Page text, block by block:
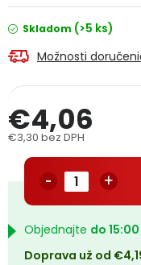
Kontakty
Reklamačný formulár
Podmienky
Skladom (>5 ks)
Možnosti
€4,06
€3,30 bez DPH
Objednajte do 15:00
Doprava už od